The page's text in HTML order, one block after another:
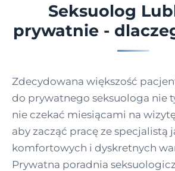
Seksuolog
prywatnie -
Zdecydowana większość
do prywatnego seksuologa nie
nie czekać miesiącami na
aby zacząć pracę ze specjalistą
komfortowych i dyskretnych
Prywatna poradnia